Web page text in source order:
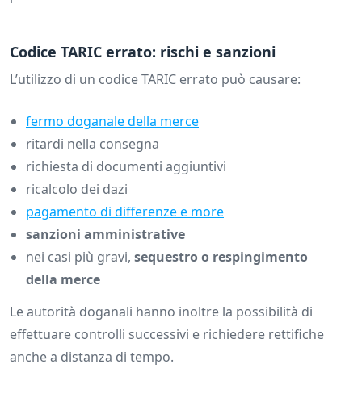
Codice TARIC errato: rischi e sanzioni
L’utilizzo di un codice TARIC errato può causare:
fermo doganale della merce
ritardi nella consegna
richiesta di documenti aggiuntivi
ricalcolo dei dazi
pagamento di differenze e more
sanzioni amministrative
nei casi più gravi, sequestro o respingimento
della merce
Le autorità doganali hanno inoltre la possibilità di
effettuare controlli successivi e richiedere rettifiche
anche a distanza di tempo.